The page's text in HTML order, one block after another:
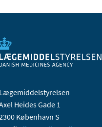
Lægemiddelstyrelsen
Heides Gade 1
København S